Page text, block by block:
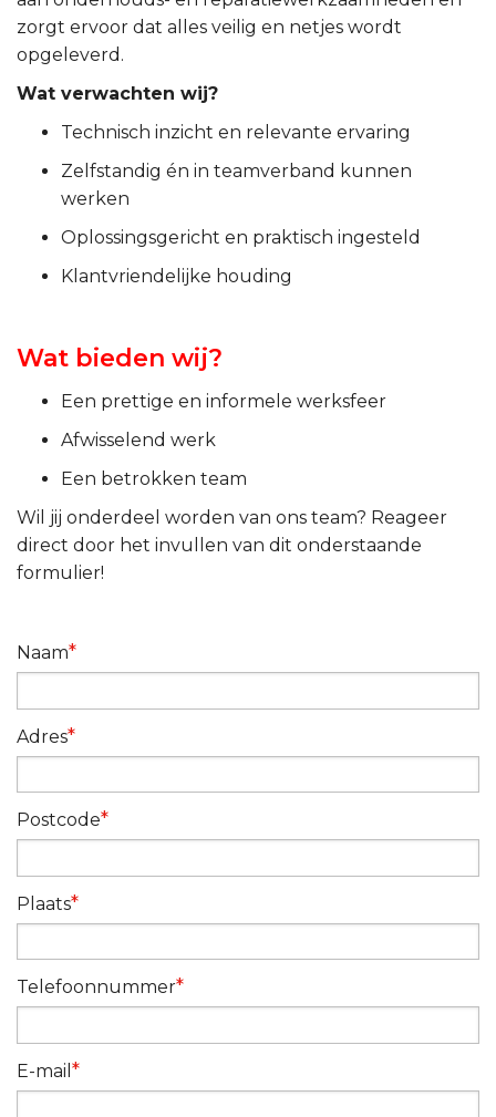
zorgt ervoor dat alles veilig en netjes wordt
opgeleverd.
Wat verwachten wij?
Technisch inzicht en relevante ervaring
Zelfstandig én in teamverband kunnen
werken
Oplossingsgericht en praktisch ingesteld
Klantvriendelijke houding
Wat bieden wij?
Een prettige en informele werksfeer
Afwisselend werk
Een betrokken team
Wil jij onderdeel worden van ons team? Reageer
direct door het invullen van dit onderstaande
formulier!
Naam*
Adres*
Postcode*
Plaats*
Telefoonnummer*
E-mail *